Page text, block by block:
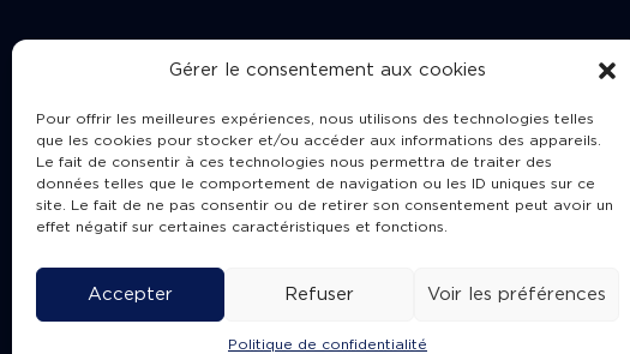
Gérer le consentement aux cookies
Pour offrir les meilleures expériences, nous utilisons des technologies telles
que les cookies pour stocker et/ou accéder aux informations des appareils.
Le fait de consentir à ces technologies nous permettra de traiter des
données telles que le comportement de navigation ou les ID uniques sur ce
site. Le fait de ne pas consentir ou de retirer son consentement peut avoir un
effet négatif sur certaines caractéristiques et fonctions.
Accepter Refuser Voir les préférences
Politique de confidentialité
Charte de publication